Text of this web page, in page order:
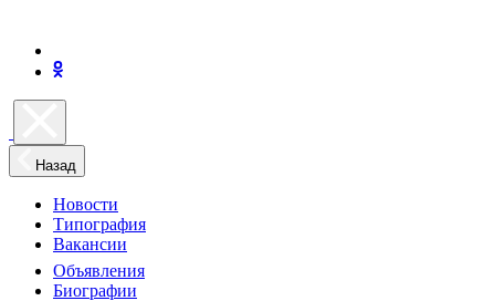
Назад
Новости
Типография
Вакансии
Объявления
Биографии